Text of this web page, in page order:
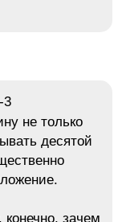
-3
не только
десятой
зачем